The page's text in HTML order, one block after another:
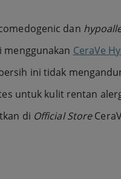
dan
menggunakan CeraVe
ini tidak
untuk kulit rentan
di Official Store